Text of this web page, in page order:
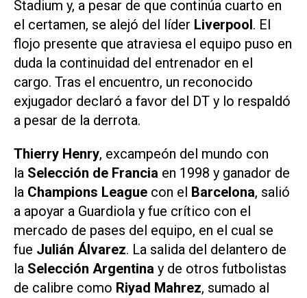
Stadium y, a pesar de que continúa cuarto en
el certamen, se alejó del líder Liverpool. El
flojo presente que atraviesa el equipo puso en
duda la continuidad del entrenador en el
cargo. Tras el encuentro, un reconocido
exjugador declaró a favor del DT y lo respaldó
a pesar de la derrota.
Thierry Henry, excampeón del mundo con
la Selección de Francia en 1998 y ganador de
la Champions League con el Barcelona, salió
a apoyar a Guardiola y fue crítico con el
mercado de pases del equipo, en el cual se
fue Julián Álvarez. La salida del delantero de
la Selección Argentina y de otros futbolistas
de calibre como Riyad Mahrez, sumado al